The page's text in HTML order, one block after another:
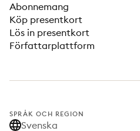
Abonnemang
Köp presentkort
Lös in presentkort
Författarplattform
SPRÅK OCH REGION
Svenska